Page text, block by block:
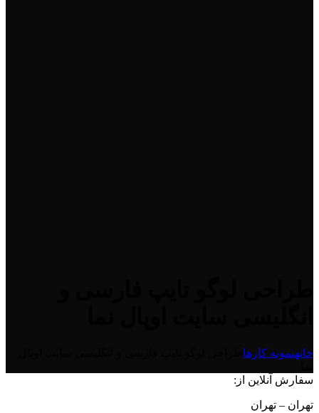
خانهنمونه کارها
سفارش آنلاین از:
تهران – تهران